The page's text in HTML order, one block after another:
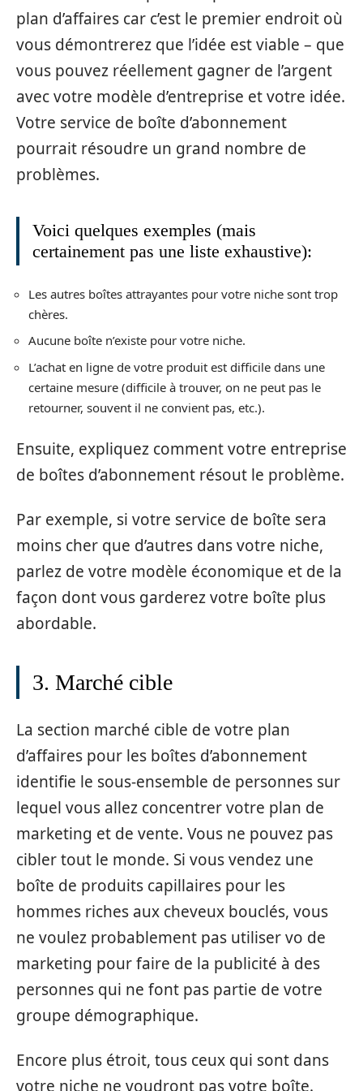
plan d’affaires car c’est le premier endroit où
vous démontrerez que l’idée est viable – que
vous pouvez réellement gagner de l’argent
avec votre modèle d’entreprise et votre idée.
Votre service de boîte d’abonnement
pourrait résoudre un grand nombre de
problèmes.
Voici quelques exemples (mais
certainement pas une liste exhaustive):
Les autres boîtes attrayantes pour votre niche sont trop
chères.
Aucune boîte n’existe pour votre niche.
L’achat en ligne de votre produit est difficile dans une
certaine mesure (difficile à trouver, on ne peut pas le
retourner, souvent il ne convient pas, etc.).
Ensuite, expliquez comment votre entreprise
de boîtes d’abonnement résout le problème.
Par exemple, si votre service de boîte sera
moins cher que d’autres dans votre niche,
parlez de votre modèle économique et de la
façon dont vous garderez votre boîte plus
abordable.
3. Marché cible
La section marché cible de votre plan
d’affaires pour les boîtes d’abonnement
identifie le sous-ensemble de personnes sur
lequel vous allez concentrer votre plan de
marketing et de vente. Vous ne pouvez pas
cibler tout le monde. Si vous vendez une
boîte de produits capillaires pour les
hommes riches aux cheveux bouclés, vous
ne voulez probablement pas utiliser vo de
marketing pour faire de la publicité à des
personnes qui ne font pas partie de votre
groupe démographique.
Encore plus étroit, tous ceux qui sont dans
votre niche ne voudront pas votre boîte.